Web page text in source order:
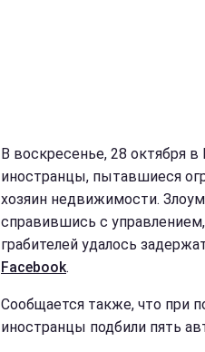
В воскресенье, 28 октября
иностранцы, пытавшиеся
хозяин недвижимости.
справившись с
грабителей удалось
Facebook.
Сообщается также, что при
иностранцы подбили пять